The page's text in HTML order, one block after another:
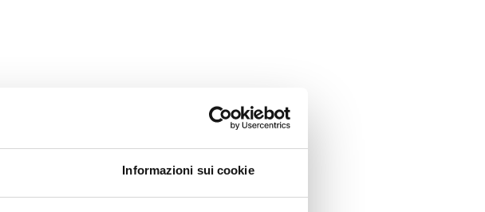
Informazioni sui cookie